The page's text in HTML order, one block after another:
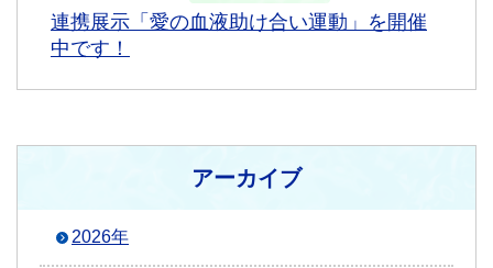
連携展示「愛の血液助け合い運動」を開催
中です！
アーカイブ
2026年